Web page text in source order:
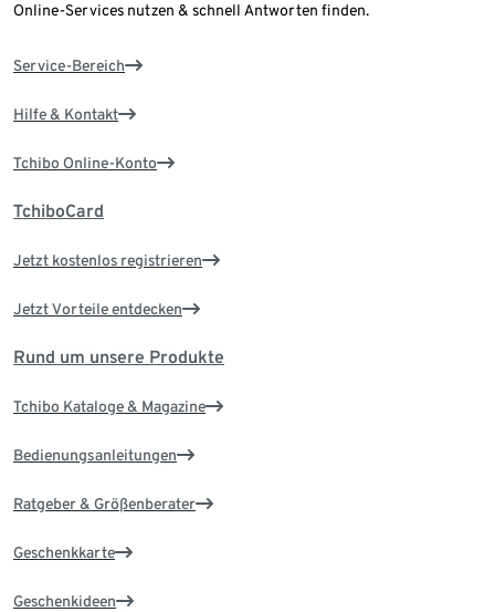
Online-Services nutzen & schnell Antworten finden.
Service-Bereich
Hilfe & Kontakt
Tchibo Online-Konto
TchiboCard
Jetzt kostenlos registrieren
Jetzt Vorteile entdecken
Rund um unsere Produkte
Tchibo Kataloge & Magazine
Bedienungsanleitungen
Ratgeber & Größenberater
Geschenkkarte
Geschenkideen